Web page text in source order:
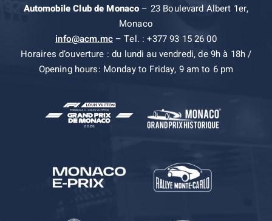
Automobile Club de Monaco– 23 Boulevard Albert 1er,
Monaco
info@acm.mc– Tel. : +377 93 15 26 00
Horaires d’ouverture : du lundi au vendredi, de 9h à 18h /
Opening hours: Monday to Friday, 9 am to 6 pm